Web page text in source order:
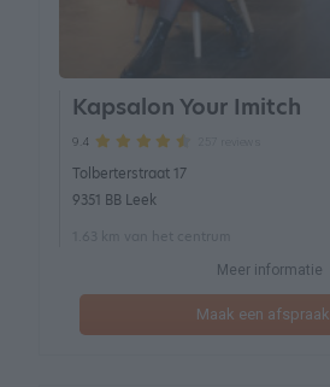
Kapsalon Your Imitch
9.4
Tolberterstraat 17
9351 BB Leek
Meer informatie
Maak een afspraak